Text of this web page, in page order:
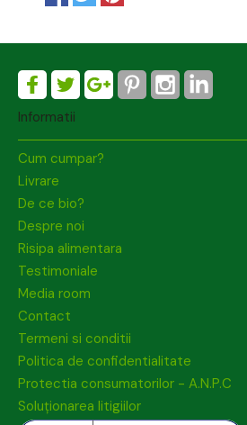
Informatii
Cum cumpar?
Livrare
De ce bio?
Despre noi
Risipa alimentara
Testimoniale
Media room
Contact
Termeni si conditii
Politica de confidentialitate
Protectia consumatorilor - A.N.P.C
Soluționarea litigiilor